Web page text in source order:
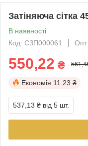
Затіняюча сітка
В наявності
Код: СЗП000061
Опт
550,22 ₴
Економія 11.23 ₴
537,13 ₴ від 5 шт.